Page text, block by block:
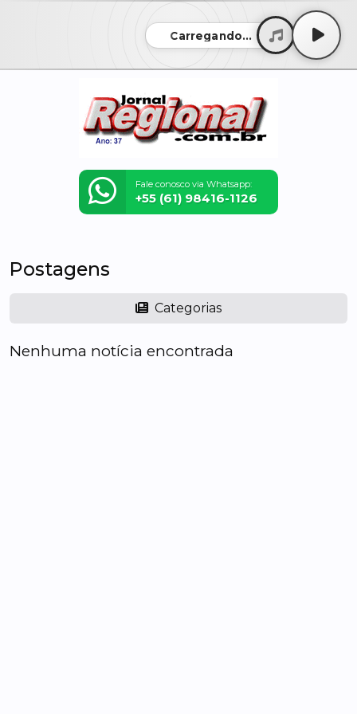
Carregando...
Fale conosco via Whatsapp:
+55 (61) 98416-1126
Postagens
Categorias
Nenhuma notícia encontrada